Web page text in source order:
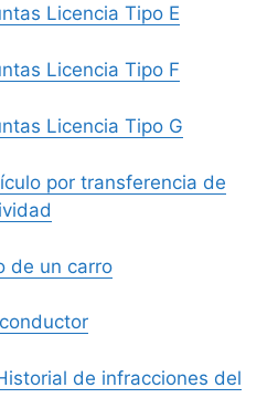
Licencia Tipo E
Licencia Tipo F
Licencia Tipo G
por transferencia de
de un carro
de infracciones del